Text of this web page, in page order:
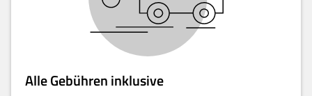
Alle Gebühren inklusive